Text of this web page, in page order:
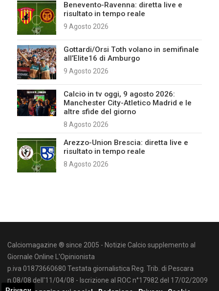
Benevento-Ravenna: diretta live e
risultato in tempo reale
9 Agosto 2026
Gottardi/Orsi Toth volano in semifinale
all’Elite16 di Amburgo
9 Agosto 2026
Calcio in tv oggi, 9 agosto 2026:
Manchester City-Atletico Madrid e le
altre sfide del giorno
8 Agosto 2026
Arezzo-Union Brescia: diretta live e
risultato in tempo reale
8 Agosto 2026
Calciomagazine ® since 2005 - Notizie Calcio supplemento al
Giornale Online L'Opinionista
p.iva 01873660680 Testata giornalistica Reg. Trib. di Pescara
n.08/08 dell'11/04/08 - Iscrizione al ROC n°17982 del 17/02/2009